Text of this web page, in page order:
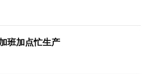
班加点忙生产